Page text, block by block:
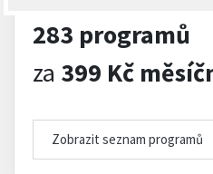
283 programů
za 399 Kč
Zobrazit seznam programů